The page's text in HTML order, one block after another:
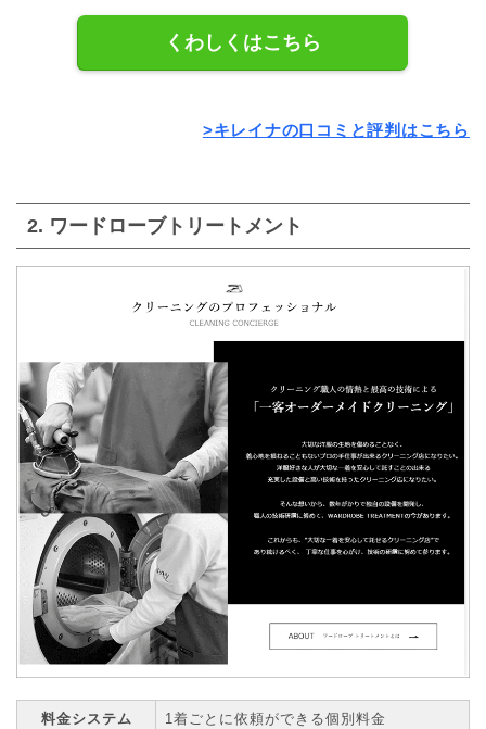
くわしくはこちら
>キレイナの口コミと評判はこちら
2. ワードローブトリートメント
料金システム 1着ごとに依頼ができる個別料金